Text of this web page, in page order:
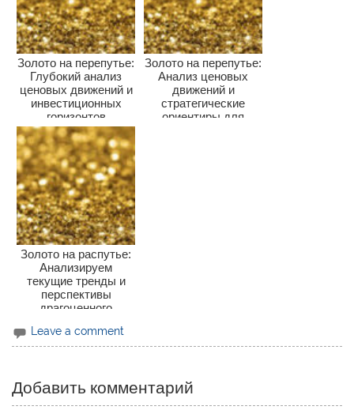
Золото на перепутье:
Глубокий анализ
ценовых движений и
инвестиционных
горизонтов
Золото на перепутье:
Анализ ценовых
движений и
стратегические
ориентиры для
Золото на распутье:
Анализируем
текущие тренды и
перспективы
драгоценного
Leave a comment
Добавить комментарий